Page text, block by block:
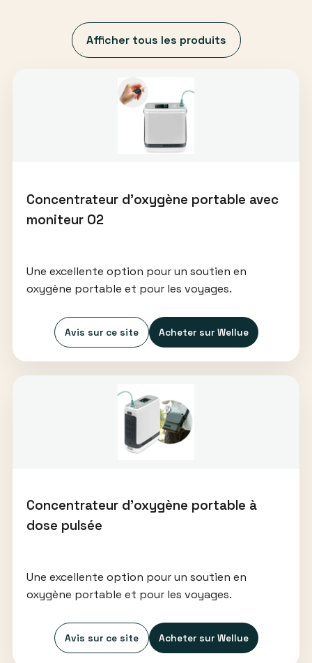
Afficher tous les produits
Concentrateur d’oxygène portable avec
moniteur O2
Une excellente option pour un soutien en
oxygène portable et pour les voyages.
Avis sur ce site Acheter sur Wellue
Concentrateur d’oxygène portable à
dose pulsée
Une excellente option pour un soutien en
oxygène portable et pour les voyages.
Avis sur ce site Acheter sur Wellue